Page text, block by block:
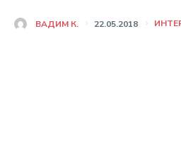
ВАДИМ К. 22.05.2018